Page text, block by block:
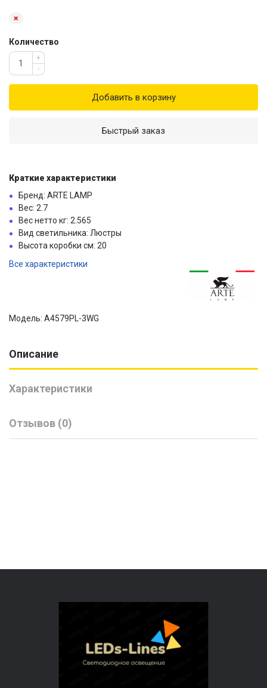
Количество
+
-
Добавить в корзину
Быстрый заказ
Краткие характеристики
Бренд: ARTE LAMP
Вес: 2.7
Вес нетто кг: 2.565
Вид светильника: Люстры
Высота коробки см: 20
Все характеристики
Модель: A4579PL-3WG
Описание
Характеристики
Отзывов (0)